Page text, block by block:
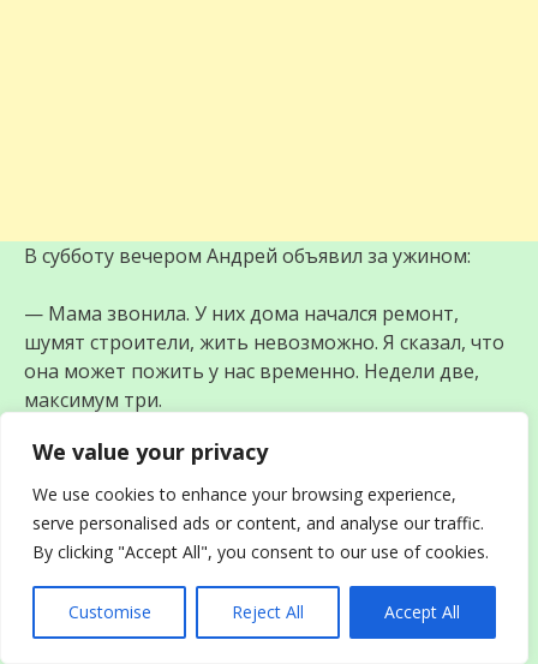
We value your privacy
We use cookies to enhance your browsing experience,
serve personalised ads or content, and analyse our traffic.
By clicking "Accept All", you consent to our use of cookies.
Customise Reject All Accept All
В субботу вечером Андрей объявил за ужином:
— Мама звонила. У них дома начался ремонт,
шумят строители, жить невозможно. Я сказал, что
она может пожить у нас временно. Недели две,
максимум три.
Ольга подняла голову от тарелки:
— Как пожить у нас?
закончится, — пожал плечами Андрей. — Дом
большой, места всем хватит.